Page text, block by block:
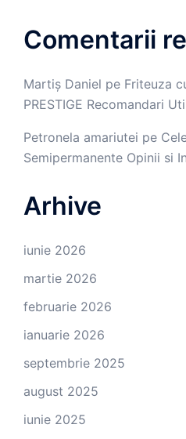
Comentarii
Martiș Daniel pe Friteuza
PRESTIGE Recomandari
Petronela amariutei pe
Semipermanente Opinii si
Arhive
iunie 2026
martie 2026
februarie 2026
ianuarie 2026
septembrie 2025
august 2025
iunie 2025